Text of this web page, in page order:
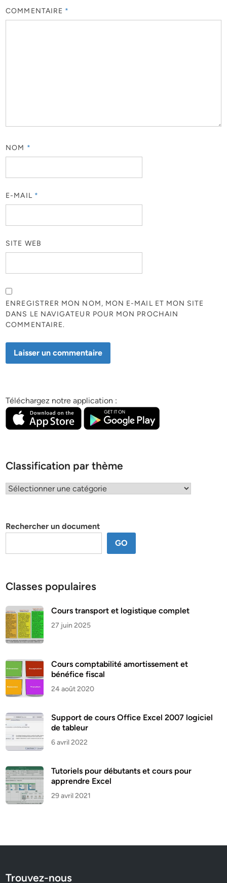
COMMENTAIRE *
NOM *
E-MAIL *
SITE WEB
ENREGISTRER MON NOM, MON E-MAIL ET MON SITE
DANS LE NAVIGATEUR POUR MON PROCHAIN
COMMENTAIRE.
Téléchargez notre application :
Classification par thème
Classification
Rechercher un document
GO
Classes populaires
Cours transport et logistique complet
27 juin 2025
Cours comptabilité amortissement et
bénéfice fiscal
24 août 2020
Support de cours Office Excel 2007 logiciel
de tableur
6 avril 2022
Tutoriels pour débutants et cours pour
apprendre Excel
29 avril 2021
Trouvez-nous